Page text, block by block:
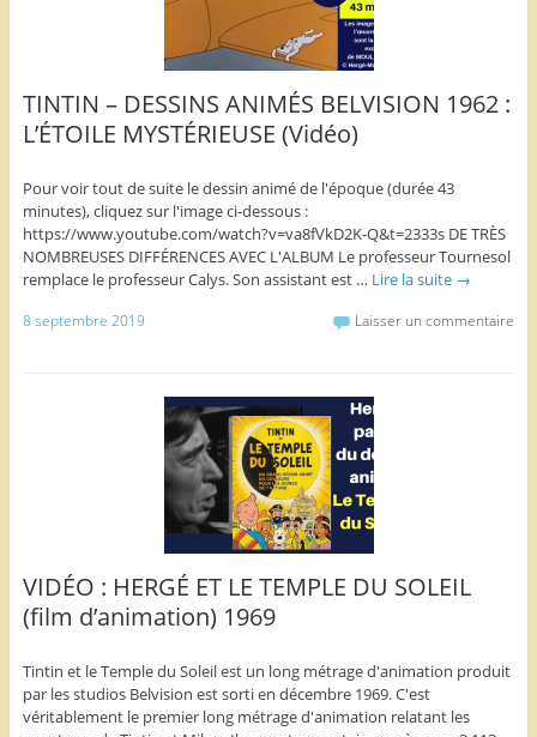
TINTIN – DESSINS ANIMÉS BELVISION 1962 :
L’ÉTOILE MYSTÉRIEUSE (Vidéo)
Pour voir tout de suite le dessin animé de l'époque (durée 43
minutes), cliquez sur l'image ci-dessous :
https://www.youtube.com/watch?v=va8fVkD2K-Q&t=2333s DE TRÈS
NOMBREUSES DIFFÉRENCES AVEC L'ALBUM Le professeur Tournesol
remplace le professeur Calys. Son assistant est … Lire la suite →
8 septembre 2019 Laisser un commentaire
VIDÉO : HERGÉ ET LE TEMPLE DU SOLEIL
(film d’animation) 1969
Tintin et le Temple du Soleil est un long métrage d'animation produit
par les studios Belvision est sorti en décembre 1969. C'est
véritablement le premier long métrage d'animation relatant les